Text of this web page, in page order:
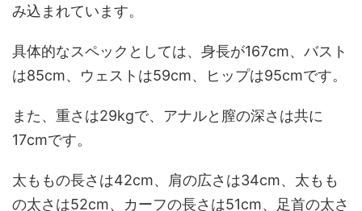
み込まれています。
具体的なスペックとしては、身長が167cm、バスト
は85cm、ウェストは59cm、ヒップは95cmです。
また、重さは29kgで、アナルと膣の深さは共に
17cmです。
太ももの長さは42cm、肩の広さは34cm、太もも
の太さは52cm、カーフの長さは51cm、足首の太さ